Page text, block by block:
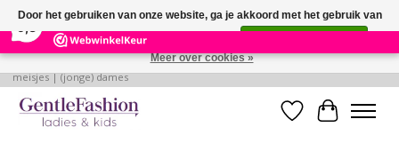
255 Reviews ×
Betaalbare, verantwoorde en style volle kleding voor baby's | jongens |
meisjes | (jonge) dames
Verlanglijst
Door het gebruiken van onze website, ga je akkoord met het gebruik van
cookies om onze website te verbeteren.
Meer over cookies »